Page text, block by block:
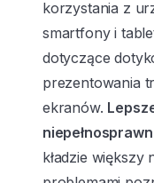
korzystania z
smartfony i
dotyczące
prezentowania
ekranów.
kładzie większy